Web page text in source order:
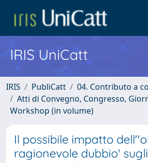
IRIS UniCatt
IRIS PubliCatt
04. Contributo a
Atti di Convegno, Congresso,
Workshop (in volume)
Il possibile impatto
ragionevole dubbio'